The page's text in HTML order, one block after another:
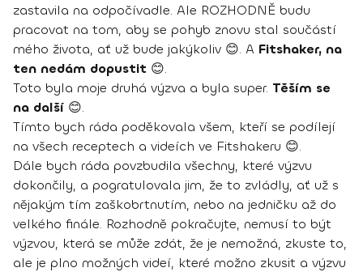
zastavila na odpočívadle. Ale ROZHODNĚ budu
pracovat na tom, aby se pohyb znovu stal součástí
mého života, ať už bude jakýkoliv 😊. A Fitshaker, na
ten nedám dopustit 😊.
Toto byla moje druhá výzva a byla super. Těším se
na další 😊.
Tímto bych ráda poděkovala všem, kteří se podílejí
na všech receptech a videích ve Fitshakeru 😊.
Dále bych ráda povzbudila všechny, které výzvu
dokončily, a pogratulovala jim, že to zvládly, ať už s
nějakým tím zaškobrtnutím, nebo na jedničku až do
velkého finále. Rozhodně pokračujte, nemusí to být
výzvou, která se může zdát, že je nemožná, zkuste to,
ale je plno možných videí, které možno zkusit a výzvu